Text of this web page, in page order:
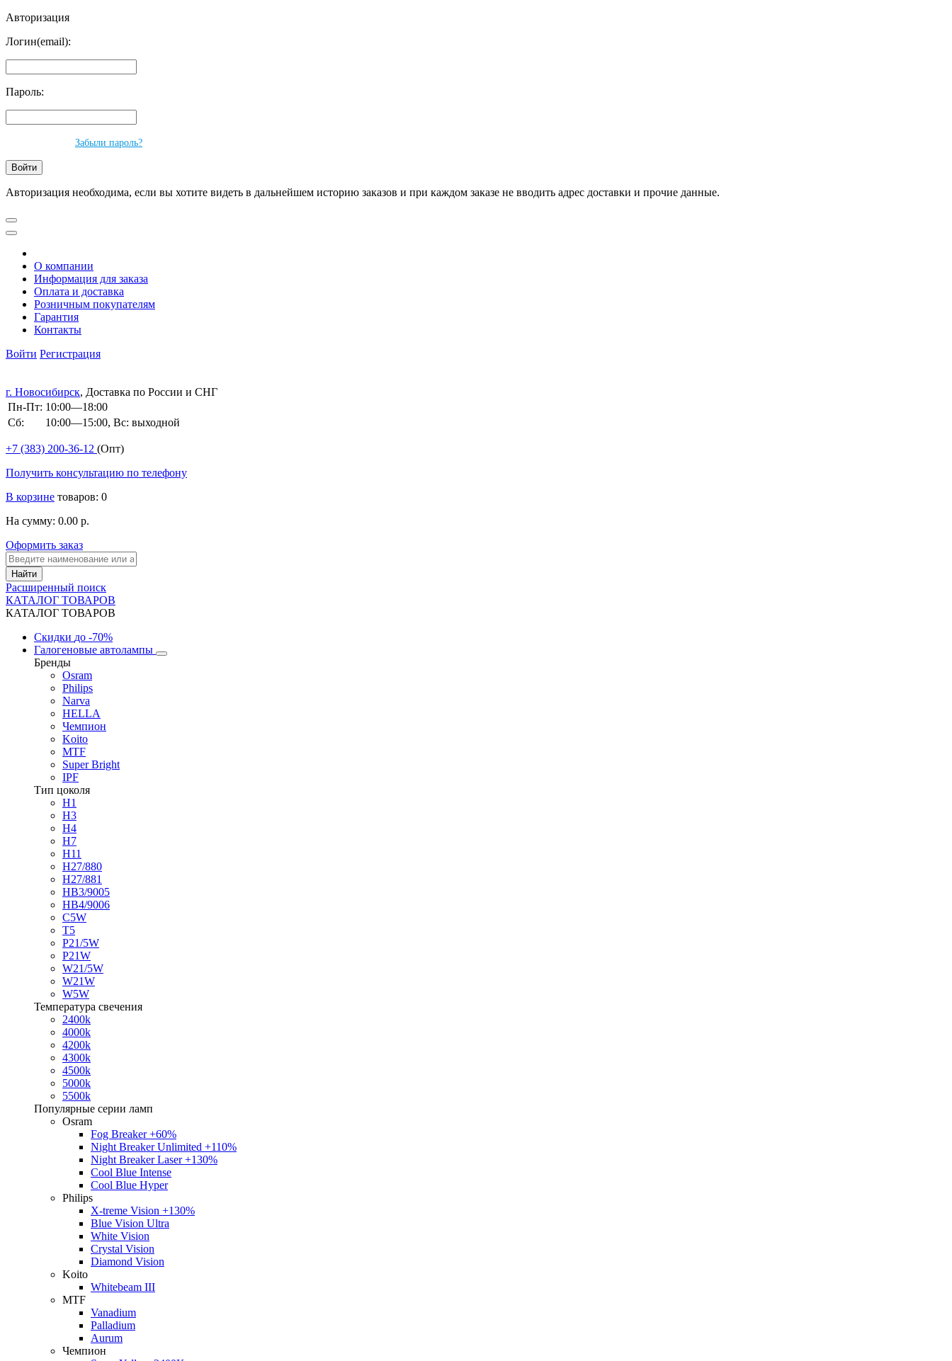
Авторизация
Логин(email):
Пароль:
Забыли пароль?
Авторизация необходима, если вы хотите видеть в дальнейшем историю заказов и при каждом заказе не вводить адрес доставки и прочие данные.
О компании
Информация для заказа
Оплата и доставка
Розничным покупателям
Гарантия
Контакты
Войти Регистрация
г. Новосибирск, Доставка по России и СНГ
Пн-Пт: 10:00—18:00
Сб:
10:00—15:00, Вс: выходной
+7 (383) 200-36-12 (Опт)
Получить консультацию по телефону
В корзине товаров: 0
На сумму: 0.00 р.
Оформить заказ
Расширенный поиск
КАТАЛОГ ТОВАРОВ
КАТАЛОГ ТОВАРОВ
Скидки до -70%
Галогеновые автолампы
Бренды
Osram
Philips
Narva
HELLA
Чемпион
Koito
MTF
Super Bright
IPF
Тип цоколя
H1
H3
H4
H7
H11
H27/880
H27/881
HB3/9005
HB4/9006
C5W
T5
P21/5W
P21W
W21/5W
W21W
W5W
Температура свечения
2400k
4000k
4200k
4300k
4500k
5000k
5500k
Популярные серии ламп
Osram
Fog Breaker +60%
Night Breaker Unlimited +110%
Night Breaker Laser +130%
Cool Blue Intense
Cool Blue Hyper
Philips
X-treme Vision +130%
Blue Vision Ultra
White Vision
Crystal Vision
Diamond Vision
Koito
Whitebeam III
MTF
Vanadium
Palladium
Aurum
Чемпион